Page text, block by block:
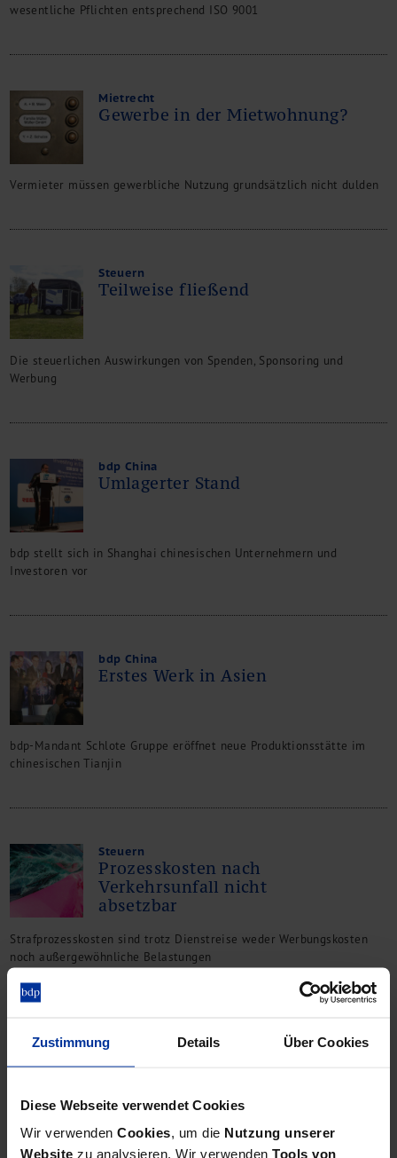
Zustimmung Details Über Cookies
Diese Webseite verwendet Cookies
Wir verwenden Cookies, um die Nutzung unserer
Website zu analysieren. Wir verwenden Tools von
wesentliche Pflichten entsprechend ISO 9001
Mietrecht
Gewerbe in der Mietwohnung?
Vermieter müssen gewerbliche Nutzung grundsätzlich nicht dulden
Steuern
Teilweise fließend
Die steuerlichen Auswirkungen von Spenden, Sponsoring und
Werbung
bdp China
Umlagerter Stand
bdp stellt sich in Shanghai chinesischen Unternehmern und
Investoren vor
bdp China
Erstes Werk in Asien
bdp-Mandant Schlote Gruppe eröffnet neue Produktionsstätte im
chinesischen Tianjin
Steuern
Prozesskosten nach
Verkehrsunfall nicht
absetzbar
Strafprozesskosten sind trotz Dienstreise weder Werbungskosten
noch außergewöhnliche Belastungen
bdp-Finanzierungsprojekt
Kreiswerke Delitzsch GmbH
Verhandlungen